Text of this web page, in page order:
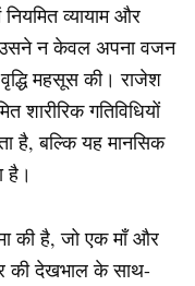
व्यायाम और
न केवल अपना वजन
महसूस की। राजेश
शारीरिक गतिविधियों
है, बल्कि यह मानसिक
है।
की है, जो एक माँ और
की देखभाल के साथ-